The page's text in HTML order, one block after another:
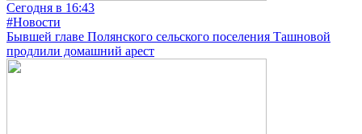
Сегодня в 16:43
#Новости
Бывшей главе Полянского сельского поселения Ташновой
продлили домашний арест